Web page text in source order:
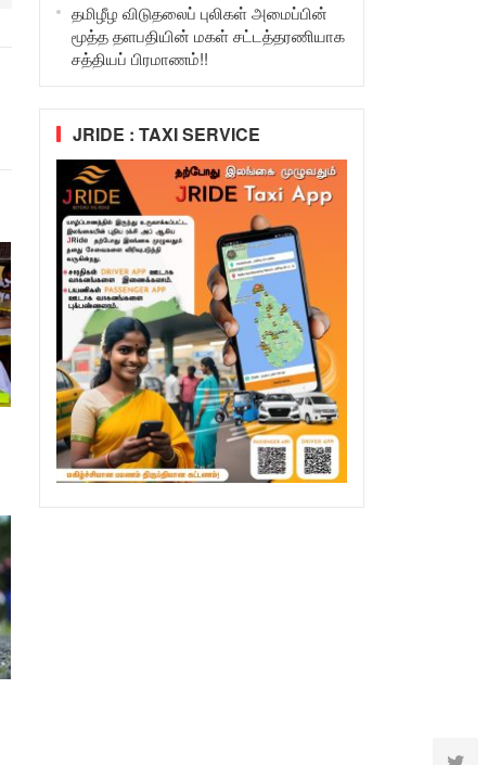
தமிழீழ விடுதலைப் புலிகள் அமைப்பின்
மூத்த தளபதியின் மகள் சட்டத்தரணியாக
சத்தியப் பிரமாணம்!!
JRIDE : TAXI SERVICE